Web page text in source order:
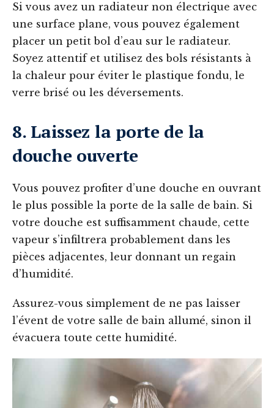
Si vous avez un radiateur non électrique avec
une surface plane, vous pouvez également
placer un petit bol d’eau sur le radiateur.
Soyez attentif et utilisez des bols résistants à
la chaleur pour éviter le plastique fondu, le
verre brisé ou les déversements.
8. Laissez la porte de la
douche ouverte
Vous pouvez profiter d’une douche en ouvrant
le plus possible la porte de la salle de bain. Si
votre douche est suffisamment chaude, cette
vapeur s’infiltrera probablement dans les
pièces adjacentes, leur donnant un regain
d’humidité.
Assurez-vous simplement de ne pas laisser
l’évent de votre salle de bain allumé, sinon il
évacuera toute cette humidité.